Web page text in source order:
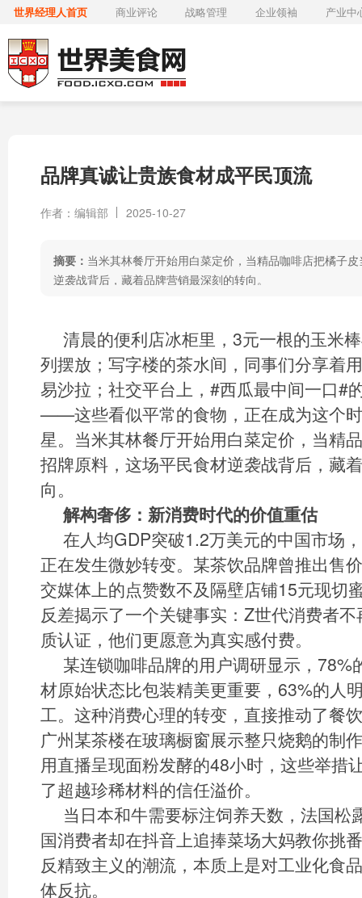
世界经理人首页 商业评论 战略管理 企业领袖 产业中
品牌真诚让贵族食材成平民顶流
作者：编辑部 2025-10-27
摘要： 当米其林餐厅开始用白菜定价，当精品咖啡店把橘子
逆袭战背后，藏着品牌营销最深刻的转向。
清晨的便利店冰柜里，3元一根的玉米
列摆放；写字楼的茶水间，同事们分享着
易沙拉；社交平台上，#西瓜最中间一口#
——这些看似平常的食物，正在成为这个
星。当米其林餐厅开始用白菜定价，当精
招牌原料，这场平民食材逆袭战背后，藏
向。
解构奢侈：新消费时代的价值重估
在人均GDP突破1.2万美元的中国市场
正在发生微妙转变。某茶饮品牌曾推出售
交媒体上的点赞数不及隔壁店铺15元现切
反差揭示了一个关键事实：Z世代消费者
质认证，他们更愿意为真实感付费。
某连锁咖啡品牌的用户调研显示，78%
材原始状态比包装精美更重要，63%的人
工。这种消费心理的转变，直接推动了餐
广州某茶楼在玻璃橱窗展示整只烧鹅的制
用直播呈现面粉发酵的48小时，这些举措
了超越珍稀材料的信任溢价。
当日本和牛需要标注饲养天数，法国松
国消费者却在抖音上追捧菜场大妈教你挑
反精致主义的潮流，本质上是对工业化食
体反抗。